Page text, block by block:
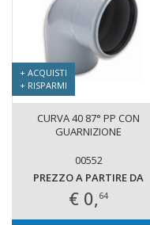
+ ACQUISTI
+ RISPARMI
CURVA 40 87° PP CON
GUARNIZIONE
00552
PREZZO A PARTIRE DA
€ 0,64